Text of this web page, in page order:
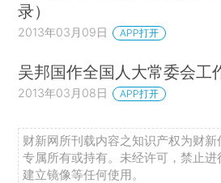
录）
2013年03月09日 APP打开
吴邦国作全国人大常委会工
2013年03月08日 APP打开
财新网所刊载内容之知识产权为财新
专属所有或持有。未经许可，禁止进
建立镜像等任何使用。